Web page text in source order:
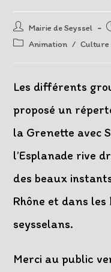
Auteur/autrice
de
Mairie de Seyssel
PostAnimation / Culture
Les différents
proposé un
la Grenette avec
l’Esplanade rive
des beaux
Rhône et dans
seysselans.
Merci au public